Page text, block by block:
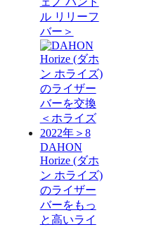
ル リリーフ
バー＞
DAHON
Horize (ダホ
ン ホライズ)
のライザー
バーをもっ
と高いライ